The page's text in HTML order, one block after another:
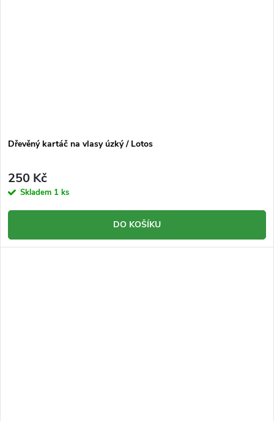
Dřevěný kartáč na vlasy úzký / Lotos
250 Kč
Skladem 1 ks
DO KOŠÍKU